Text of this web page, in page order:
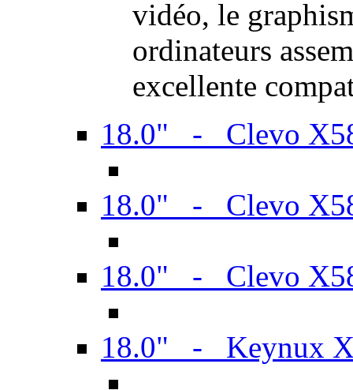
vidéo, le
ordinateurs
excellente
18.0" - Clevo
18.0" - Clevo
18.0" - Clevo
18.0" - Keynux